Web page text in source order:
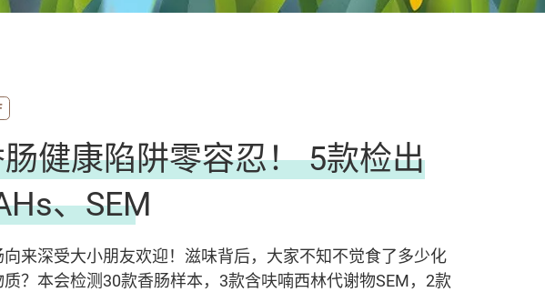
健康陷阱零容忍！ 5款检出
、SEM
向来深受大小朋友欢迎！滋味背后，大家不知不觉食了多少化
质？本会检测30款香肠样本，3款含呋喃西林代谢物SEM，2款